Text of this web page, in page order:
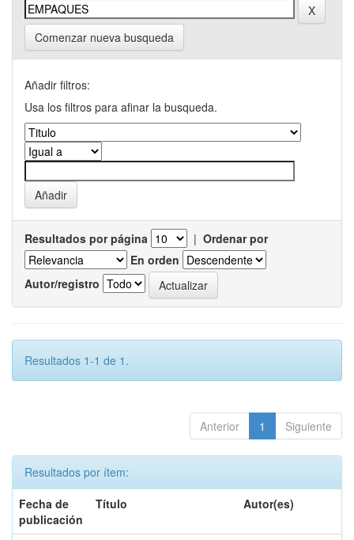
Comenzar nueva busqueda
Añadir filtros:
Usa los filtros para afinar la busqueda.
Resultados por página | Ordenar por
En orden
Autor/registro
Resultados 1-1 de 1.
Anterior 1 Siguiente
Resultados por ítem:
Fecha de
publicación
Título Autor(es)